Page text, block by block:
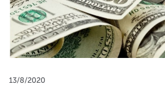
13/8/2020